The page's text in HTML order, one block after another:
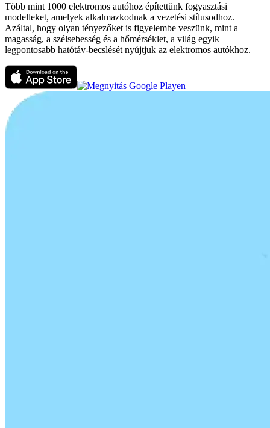
Több mint 1000 elektromos autóhoz építettünk fogyasztási
modelleket, amelyek alkalmazkodnak a vezetési stílusodhoz.
Azáltal, hogy olyan tényezőket is figyelembe veszünk, mint a
magasság, a szélsebesség és a hőmérséklet, a világ egyik
legpontosabb hatótáv-becslését nyújtjuk az elektromos autókhoz.